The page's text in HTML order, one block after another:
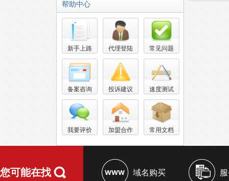
帮助中心
新手上路 代理登陆 常见问题
备案咨询 投诉建议 速度测试
我要评价 加盟合作 常用文档
您可能在找 域名购买